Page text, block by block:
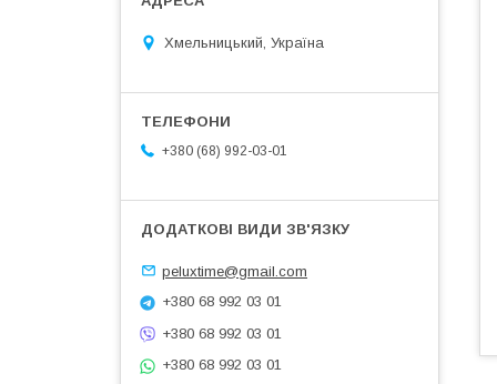
Хмельницький, Україна
+380 (68) 992-03-01
peluxtime@gmail.com
+380 68 992 03 01
+380 68 992 03 01
+380 68 992 03 01